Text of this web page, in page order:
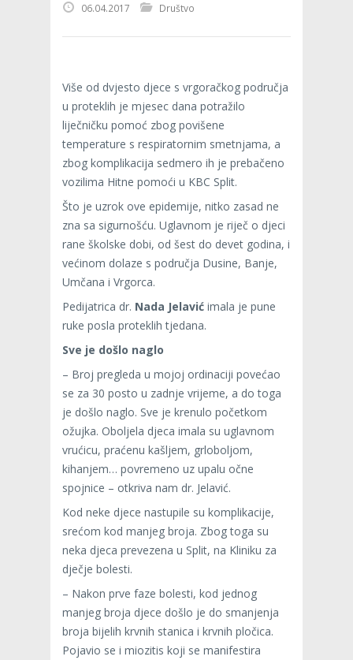
06.04.2017 Društvo
Više od dvjesto djece s vrgoračkog područja
u proteklih je mjesec dana potražilo
liječničku pomoć zbog povišene
temperature s respiratornim smetnjama, a
zbog komplikacija sedmero ih je prebačeno
vozilima Hitne pomoći u KBC Split.
Što je uzrok ove epidemije, nitko zasad ne
zna sa sigurnošću. Uglavnom je riječ o djeci
rane školske dobi, od šest do devet godina, i
većinom dolaze s područja Dusine, Banje,
Umčana i Vrgorca.
Pedijatrica dr. Nada Jelavić imala je pune
ruke posla proteklih tjedana.
Sve je došlo naglo
– Broj pregleda u mojoj ordinaciji povećao
se za 30 posto u zadnje vrijeme, a do toga
je došlo naglo. Sve je krenulo početkom
ožujka. Oboljela djeca imala su uglavnom
vrućicu, praćenu kašljem, grloboljom,
kihanjem… povremeno uz upalu očne
spojnice – otkriva nam dr. Jelavić.
Kod neke djece nastupile su komplikacije,
srećom kod manjeg broja. Zbog toga su
neka djeca prevezena u Split, na Kliniku za
dječje bolesti.
– Nakon prve faze bolesti, kod jednog
manjeg broja djece došlo je do smanjenja
broja bijelih krvnih stanica i krvnih pločica.
Pojavio se i miozitis koji se manifestira